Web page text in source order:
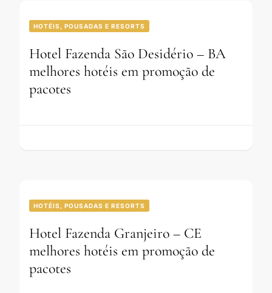
HOTÉIS, POUSADAS E RESORTS
Hotel Fazenda São Desidério – BA
melhores hotéis em promoção de
pacotes
HOTÉIS, POUSADAS E RESORTS
Hotel Fazenda Granjeiro – CE
melhores hotéis em promoção de
pacotes